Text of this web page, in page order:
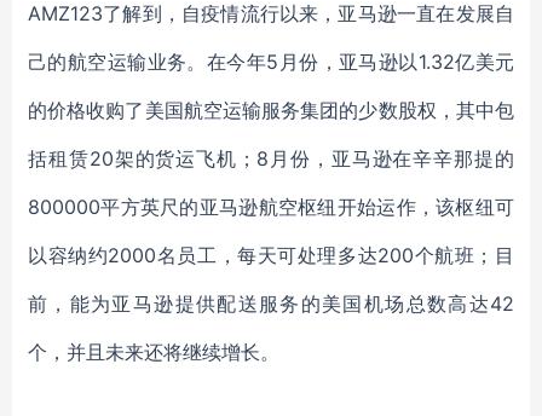
AMZ123了解到，自疫情流行以来，亚马逊一直在发展自
己的航空运输业务。在今年5月份，亚马逊以1.32亿美元
的价格收购了美国航空运输服务集团的少数股权，其中包
括租赁20架的货运飞机；8月份，亚马逊在辛辛那提的
800000平方英尺的亚马逊航空枢纽开始运作，该枢纽可
以容纳约2000名员工，每天可处理多达200个航班；目
前，能为亚马逊提供配送服务的美国机场总数高达42
个，并且未来还将继续增长。